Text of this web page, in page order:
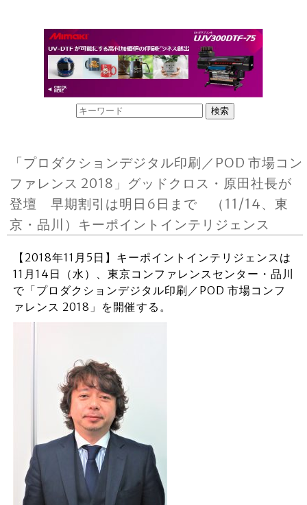
「プロダクションデジタル印刷／POD 市場コン
ファレンス 2018」グッドクロス・原田社長が
登壇 早期割引は明日6日まで （11/14、東
京・品川）キーポイントインテリジェンス
【2018年11月5日】キーポイントインテリジェンスは
11月14日（水）、東京コンファレンスセンター・品川
で「プロダクションデジタル印刷／POD 市場コンフ
ァレンス 2018」を開催する。